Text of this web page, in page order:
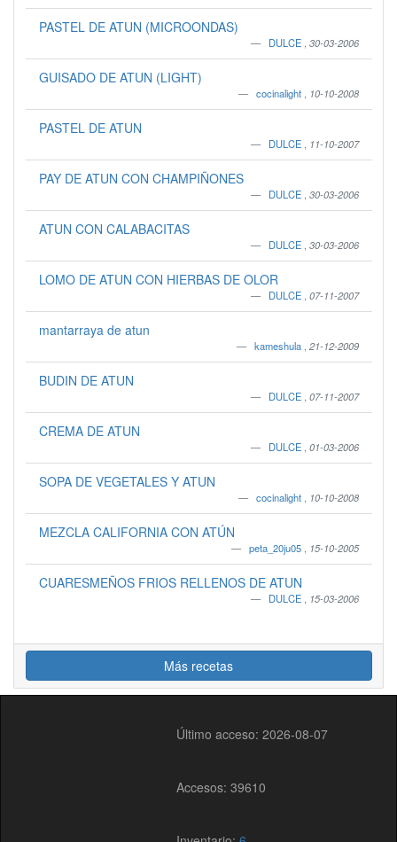
PASTEL DE ATUN (MICROONDAS)
DULCE 30-03-2006
GUISADO DE ATUN (LIGHT)
cocinalight 10-10-2008
PASTEL DE ATUN
DULCE 11-10-2007
PAY DE ATUN CON CHAMPIÑONES
DULCE 30-03-2006
ATUN CON CALABACITAS
DULCE 30-03-2006
LOMO DE ATUN CON HIERBAS DE OLOR
DULCE 07-11-2007
mantarraya de atun
kameshula 21-12-2009
BUDIN DE ATUN
DULCE 07-11-2007
CREMA DE ATUN
DULCE 01-03-2006
SOPA DE VEGETALES Y ATUN
cocinalight 10-10-2008
MEZCLA CALIFORNIA CON ATÚN
peta_20ju05 15-10-2005
CUARESMEÑOS FRIOS RELLENOS DE ATUN
DULCE 15-03-2006
Más recetas
Último acceso: 2026-08-07
Accesos: 39610